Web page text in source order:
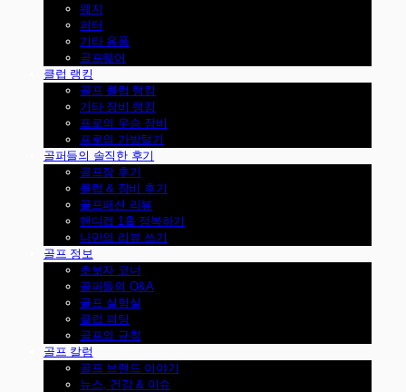
웨지
퍼터
기타 용품
골프웨어
클럽 랭킹
골프 클럽 랭킹
기타 장비 랭킹
프로의 우승 장비
프로의 가방털기
골퍼들의 솔직한 후기
골프장 후기
클럽 & 장비 후기
골프패션 리뷰
핸디캡 1홀 정복하기
나만의 리뷰 쓰기
골프 정보
초보자 코너
골퍼들의 Q&A
골프 실험실
클럽 피팅
골프의 규칙
골프 칼럼
골프 브랜드 이야기
뉴스, 건강 & 이슈